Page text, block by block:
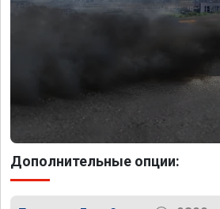
Дополнительные опции: